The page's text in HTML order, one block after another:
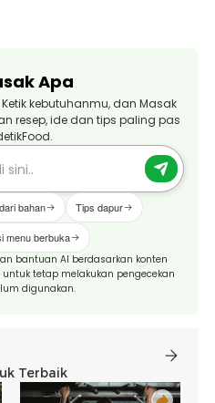
Apa
kebutuhanmu, dan Masak
resep, ide dan tips paling pas
bahan Tips dapur
menu berbuka
bantuan AI berdasarkan konten
tetap melakukan pengecekan
digunakan.